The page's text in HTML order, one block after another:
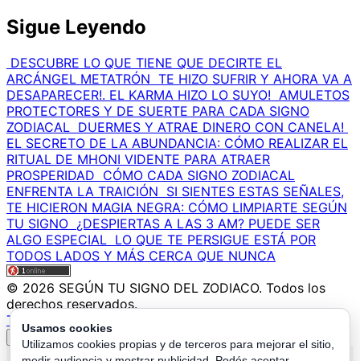
Sigue Leyendo
DESCUBRE LO QUE TIENE QUE DECIRTE EL
ARCÁNGEL METATRÓN TE HIZO SUFRIR Y AHORA VA A
DESAPARECER!. EL KARMA HIZO LO SUYO! AMULETOS
PROTECTORES Y DE SUERTE PARA CADA SIGNO
ZODIACAL DUERMES Y ATRAE DINERO CON CANELA!
EL SECRETO DE LA ABUNDANCIA: CÓMO REALIZAR EL
RITUAL DE MHONI VIDENTE PARA ATRAER
PROSPERIDAD CÓMO CADA SIGNO ZODIACAL
ENFRENTA LA TRAICIÓN SI SIENTES ESTAS SEÑALES,
TE HICIERON MAGIA NEGRA: CÓMO LIMPIARTE SEGÚN
TU SIGNO ¿DESPIERTAS A LAS 3 AM? PUEDE SER
ALGO ESPECIAL LO QUE TE PERSIGUE ESTÁ POR
TODOS LADOS Y MÁS CERCA QUE NUNCA
© 2026 SEGÚN TU SIGNO DEL ZODIACO. Todos los
derechos reservados.
TU LECTURA AQUI
Usamos cookies
Utilizamos cookies propias y de terceros para mejorar el sitio,